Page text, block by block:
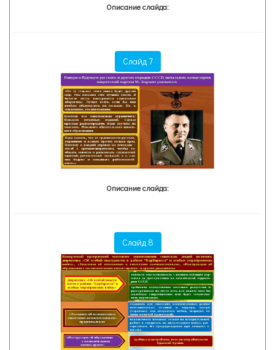
Описание слайда:
Слайд 7
Описание слайда:
Слайд 8